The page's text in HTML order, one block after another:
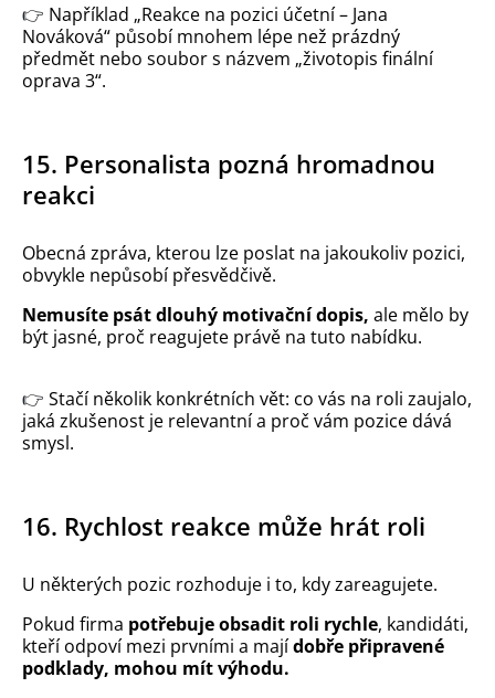
👉 Například „Reakce na pozici účetní – Jana
Nováková“ působí mnohem lépe než prázdný
předmět nebo soubor s názvem „životopis finální
oprava 3“.
15. Personalista pozná hromadnou
reakci
Obecná zpráva, kterou lze poslat na jakoukoliv pozici,
obvykle nepůsobí přesvědčivě.
Nemusíte psát dlouhý motivační dopis, ale mělo by
být jasné, proč reagujete právě na tuto nabídku.
👉 Stačí několik konkrétních vět: co vás na roli zaujalo,
jaká zkušenost je relevantní a proč vám pozice dává
smysl.
16. Rychlost reakce může hrát roli
U některých pozic rozhoduje i to, kdy zareagujete.
Pokud firma potřebuje obsadit roli rychle, kandidáti,
kteří odpoví mezi prvními a majídobře připravené
podklady, mohou mít výhodu.